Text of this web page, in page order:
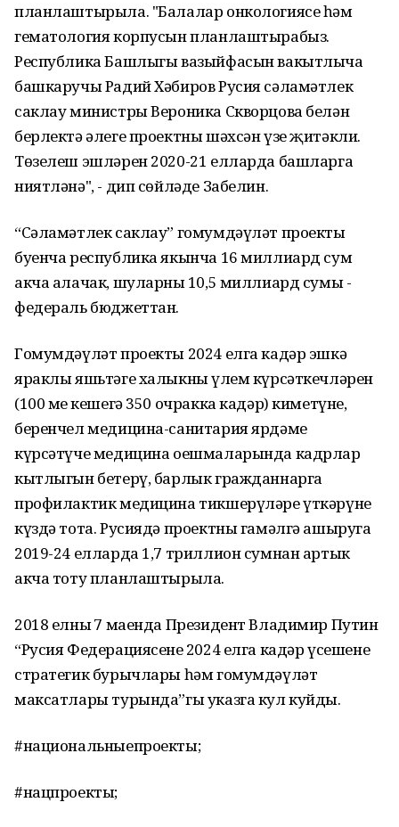
планлаштырыла. "Балалар онкологиясе һәм
гематология корпусын планлаштырабыз.
Республика Башлыгы вазыйфасын вакытлыча
башкаручы Радий Хәбиров Русия сәламәтлек
саклау министры Вероника Скворцова белән
берлектә әлеге проектны шәхсән үзе җитәкли.
Төзелеш эшләрен 2020-21 елларда башларга
ниятләнә", - дип сөйләде Забелин.
“Сәламәтлек саклау” гомумдәүләт проекты
буенча республика якынча 16 миллиард сум
акча алачак, шуларның 10,5 миллиард сумы -
федераль бюджеттан.
Гомумдәүләт проекты 2024 елга кадәр эшкә
яраклы яшьтәге халыкның үлем күрсәткечләрен
(100 мең кешегә 350 очракка кадәр) киметүне,
беренчел медицина-санитария ярдәме
күрсәтүче медицина оешмаларында кадрлар
кытлыгын бетерү, барлык гражданнарга
профилактик медицина тикшерүләре үткәрүне
күздә тота. Русиядә проектны гамәлгә ашыруга
2019-24 елларда 1,7 триллион сумнан артык
акча тоту планлаштырыла.
2018 елның 7 маенда Президент Владимир Путин
“Русия Федерациясенең 2024 елга кадәр үсешенең
стратегик бурычлары һәм гомумдәүләт
максатлары турында”гы указга кул куйды.
#национальныепроекты;
#нацпроекты;